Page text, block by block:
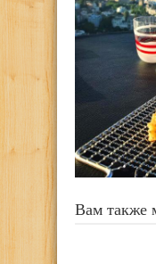
Вам также